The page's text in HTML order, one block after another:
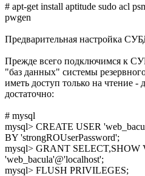
# apt-get install aptitude sudo acl
pwgen
Предварительная настройка
Прежде всего подключимся к
"баз данных" системы
иметь доступ только на чтение -
достаточно:
# mysql
mysql> CREATE USER
BY 'strongROUserPassword';
mysql> GRANT SELECT,SHOW
'web_bacula'@'localhost';
mysql> FLUSH PRIVILEGES;